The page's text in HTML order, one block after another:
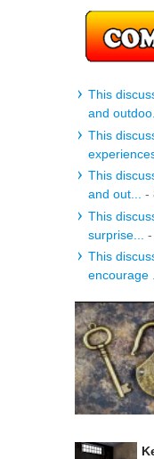
This
and
This
This
and out... -
This
surprise...
This
encourage